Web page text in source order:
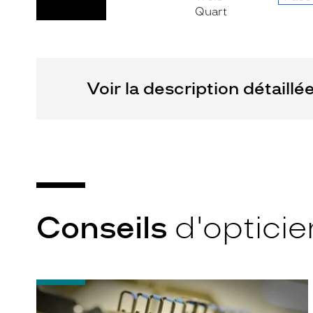
Voir la description
Conseils
-
Quel